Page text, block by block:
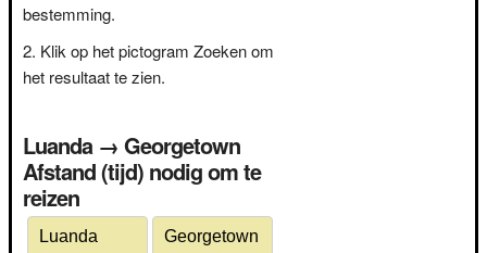
bestemming.
Klik op het pictogram Zoeken om
het resultaat te zien.
Luanda → Georgetown
Afstand (tijd) nodig om te
reizen